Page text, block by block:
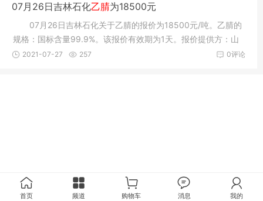
07月26日吉林石化乙腈为18500元
07月26日吉林石化关于乙腈的报价为18500元/吨。乙腈的
规格：国标含量99.9%。该报价有效期为1天。报价提供方：山
东柽硕化工有
0评论
2021-07-27 257
首页 频道 购物车 消息 我的